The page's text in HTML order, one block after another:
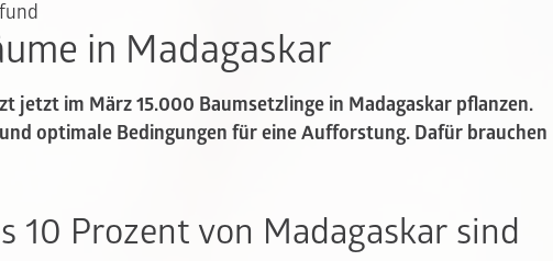
in Madagaskar
jetzt im März 15.000 Baumsetzlinge in Madagaskar pflanzen.
optimale Bedingungen für eine Aufforstung. Dafür brauchen
10 Prozent von Madagaskar sind